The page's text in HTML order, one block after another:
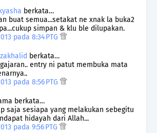
berkata…
buat semua...setakat ne xnak la buka2
simpan & klu ble dilupakan.
pada 8:34 PTG
berkata…
entry ni patut membuka mata
pada 8:56 PTG
berkata…
saja sesiapa yang melakukan sebegitu
hidayah dari Allah...
pada 9:56 PTG